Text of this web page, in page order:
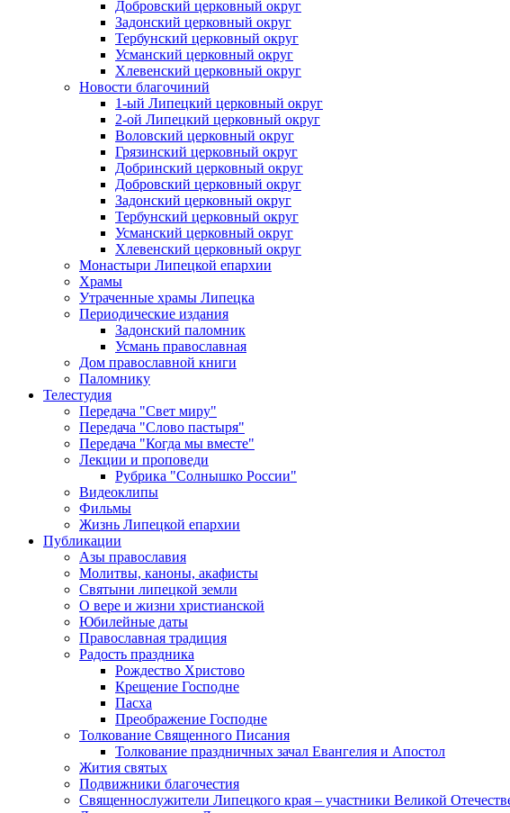
Добровский церковный округ
Задонский церковный округ
Тербунский церковный округ
Усманский церковный округ
Хлевенский церковный округ
Новости благочиний
1-ый Липецкий церковный округ
2-ой Липецкий церковный округ
Воловский церковный округ
Грязинский церковный округ
Добринский церковный округ
Добровский церковный округ
Задонский церковный округ
Тербунский церковный округ
Усманский церковный округ
Хлевенский церковный округ
Монастыри Липецкой епархии
Храмы
Утраченные храмы Липецка
Периодические издания
Задонский паломник
Усмань православная
Дом православной книги
Паломнику
Телестудия
Передача "Свет миру"
Передача "Слово пастыря"
Передача "Когда мы вместе"
Лекции и проповеди
Рубрика "Солнышко России"
Видеоклипы
Фильмы
Жизнь Липецкой епархии
Публикации
Азы православия
Молитвы, каноны, акафисты
Святыни липецкой земли
О вере и жизни христианской
Юбилейные даты
Православная традиция
Радость праздника
Рождество Христово
Крещение Господне
Пасха
Преображение Господне
Толкование Священного Писания
Толкование праздничных зачал Евангелия и Апостол
Жития святых
Подвижники благочестия
Священнослужители Липецкого края – участники Великой